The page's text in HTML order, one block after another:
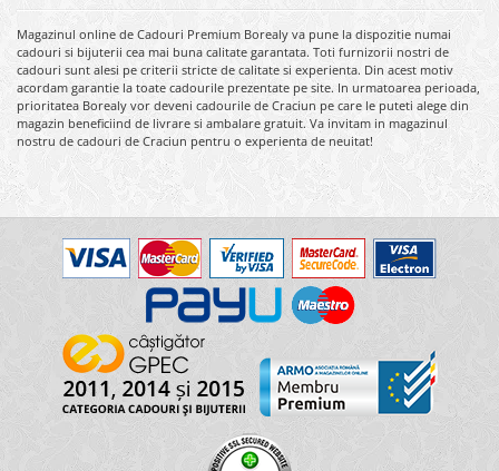
Magazinul online de Cadouri Premium Borealy va pune la dispozitie numai
cadouri si bijuterii cea mai buna calitate garantata. Toti furnizorii nostri de
cadouri sunt alesi pe criterii stricte de calitate si experienta. Din acest motiv
acordam garantie la toate cadourile prezentate pe site. In urmatoarea perioada,
prioritatea Borealy vor deveni cadourile de Craciun pe care le puteti alege din
magazin beneficiind de livrare si ambalare gratuit. Va invitam in magazinul
nostru de cadouri de Craciun pentru o experienta de neuitat!